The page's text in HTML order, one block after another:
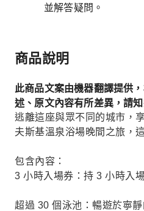
並解答疑問。
商品說明
此商品文案由機器翻譯提供
述、原文內容有所差異，請知
逃離這座與眾不同的城市，
夫斯基溫泉浴場晚間之旅，
包含內容：
3 小時入場券：持 3 小時入
超過 30 個泳池：暢遊於寧